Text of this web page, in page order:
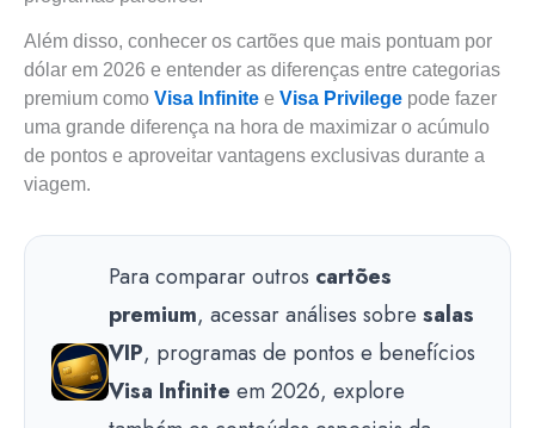
Além disso, conhecer os cartões que mais pontuam por
dólar em 2026 e entender as diferenças entre categorias
premium como Visa Infinite e Visa Privilege pode fazer
uma grande diferença na hora de maximizar o acúmulo
de pontos e aproveitar vantagens exclusivas durante a
viagem.
Para comparar outros cartões
premium, acessar análises sobre salas
VIP, programas de pontos e benefícios
Visa Infinite em 2026, explore